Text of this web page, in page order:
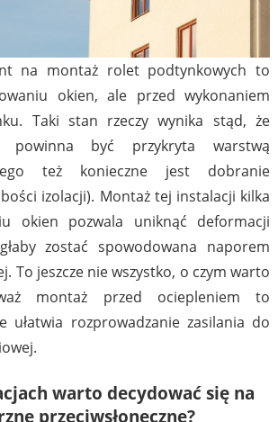
na montaż rolet podtynkowych to
okien, ale przed wykonaniem
Taki stan rzeczy wynika stąd, że
powinna być przykryta warstwą
też konieczne jest dobranie
izolacji). Montaż tej instalacji kilka
okien pozwala uniknąć deformacji
zostać spowodowana naporem
To jeszcze nie wszystko, o czym warto
montaż przed ociepleniem to
ułatwia rozprowadzanie zasilania do
warto decydować się na
przeciwsłoneczne?